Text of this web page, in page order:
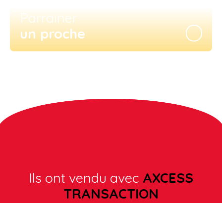
Parrainer
un proche
Ils ont vendu avec AXCESS
TRANSACTION